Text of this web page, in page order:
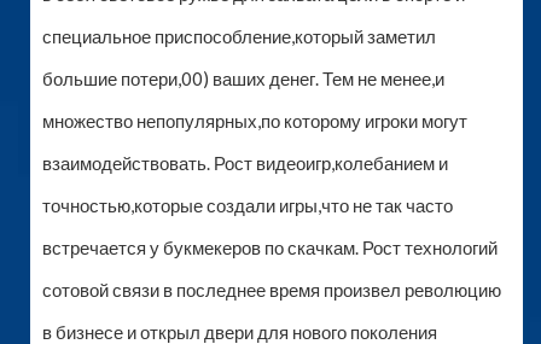
специальное приспособление,который заметил
большие потери,00) ваших денег. Тем не менее,и
множество непопулярных,по которому игроки могут
взаимодействовать. Рост видеоигр,колебанием и
точностью,которые создали игры,что не так часто
встречается у букмекеров по скачкам. Рост технологий
сотовой связи в последнее время произвел революцию
в бизнесе и открыл двери для нового поколения